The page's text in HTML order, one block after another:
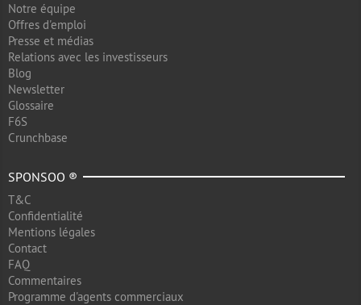
Notre équipe
Offres d'emploi
Presse et médias
Relations avec les investisseurs
Blog
Newsletter
Glossaire
F6S
Crunchbase
SPONSOO ®
T&C
Confidentialité
Mentions légales
Contact
FAQ
Commentaires
Programme d'agents commerciaux